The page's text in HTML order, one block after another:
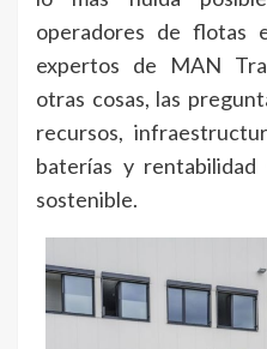
operadores de flotas
expertos de MAN
otras cosas, las
recursos,
baterías y
sostenible.